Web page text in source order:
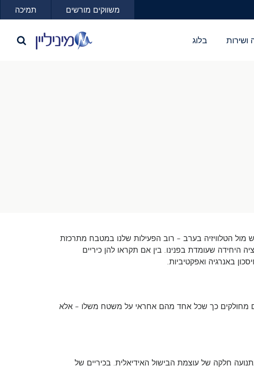
תמיכה משווקים מורשים
ושירות בלוג
מול הטלוויזיה בערב – רוב הפעילות שלנו במטבח מתרכזת
היחידה שעומדת בפנינו. בין אם תקראו להן כיריים
באנרגיה ואפקטיביות.
מחולקים כך שכל אחד מהם אחראי על משטח משלו – אלא
חלקה של עוצמת הבישול האידיאלית. בכיריים של